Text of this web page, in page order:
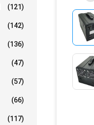
(121)
(142)
(136)
(47)
(57)
(66)
(117)